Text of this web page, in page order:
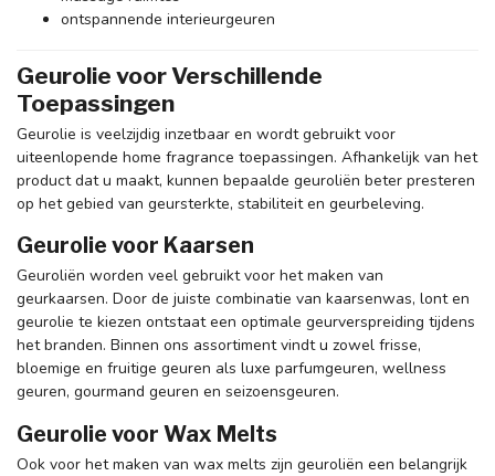
ontspannende interieurgeuren
Geurolie voor Verschillende
Toepassingen
Geurolie is veelzijdig inzetbaar en wordt gebruikt voor
uiteenlopende home fragrance toepassingen. Afhankelijk van het
product dat u maakt, kunnen bepaalde geuroliën beter presteren
op het gebied van geursterkte, stabiliteit en geurbeleving.
Geurolie voor Kaarsen
Geuroliën worden veel gebruikt voor het maken van
geurkaarsen. Door de juiste combinatie van kaarsenwas, lont en
geurolie te kiezen ontstaat een optimale geurverspreiding tijdens
het branden. Binnen ons assortiment vindt u zowel frisse,
bloemige en fruitige geuren als luxe parfumgeuren, wellness
geuren, gourmand geuren en seizoensgeuren.
Geurolie voor Wax Melts
Ook voor het maken van wax melts zijn geuroliën een belangrijk